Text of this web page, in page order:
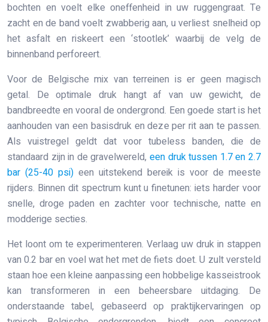
bochten en voelt elke oneffenheid in uw ruggengraat. Te
zacht en de band voelt zwabberig aan, u verliest snelheid op
het asfalt en riskeert een ‘stootlek’ waarbij de velg de
binnenband perforeert.
Voor de Belgische mix van terreinen is er geen magisch
getal. De optimale druk hangt af van uw gewicht, de
bandbreedte en vooral de ondergrond. Een goede start is het
aanhouden van een basisdruk en deze per rit aan te passen.
Als vuistregel geldt dat voor tubeless banden, die de
standaard zijn in de gravelwereld, een druk tussen 1.7 en 2.7
bar (25-40 psi) een uitstekend bereik is voor de meeste
rijders. Binnen dit spectrum kunt u finetunen: iets harder voor
snelle, droge paden en zachter voor technische, natte en
modderige secties.
Het loont om te experimenteren. Verlaag uw druk in stappen
van 0.2 bar en voel wat het met de fiets doet. U zult versteld
staan hoe een kleine aanpassing een hobbelige kasseistrook
kan transformeren in een beheersbare uitdaging. De
onderstaande tabel, gebaseerd op praktijkervaringen op